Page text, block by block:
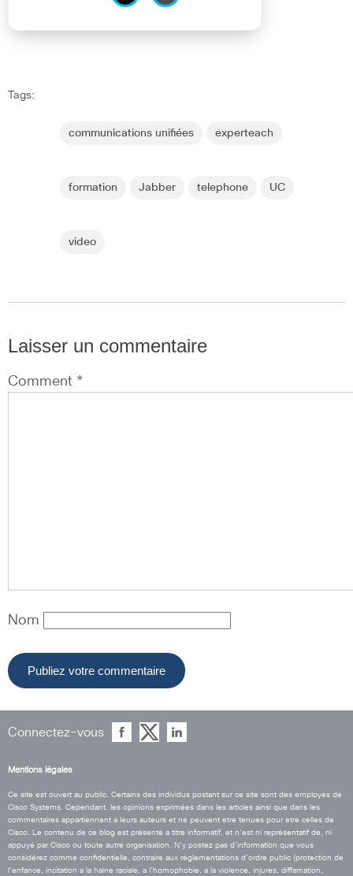
Tags:
communications unifiées experteach
formation Jabber telephone UC
video
Laisser un commentaire
Comment *
Nom
Connectez-vous
Mentions légales
Ce site est ouvert au public. Certains des individus postant sur ce site sont des employés de
Cisco Systems. Cependant, les opinions exprimées dans les articles ainsi que dans les
commentaires appartiennent a leurs auteurs et ne peuvent etre tenues pour etre celles de
Cisco. Le contenu de ce blog est présenté a titre informatif, et n’est ni représentatif de, ni
appuyé par Cisco ou toute autre organisation. N’y postez pas d’information que vous
considérez comme confidentielle, contraire aux réglementations d’ordre public (protection de
l’enfance, incitation a la haine raciale, a l’homophobie, a la violence, injures, diffamation,